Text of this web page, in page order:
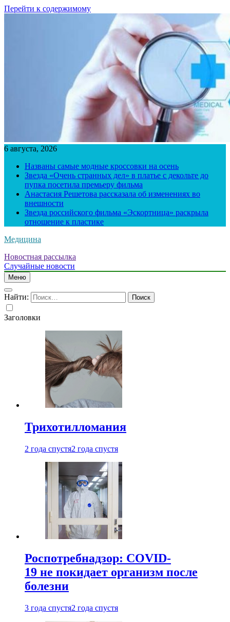
Перейти к содержимому
6 августа, 2026
Названы самые модные кроссовки на осень
Звезда «Очень странных дел» в платье с декольте до
пупка посетила премьеру фильма
Анастасия Решетова рассказала об изменениях во
внешности
Звезда российского фильма «Эскортница» раскрыла
отношение к пластике
Медицина
Новостная рассылка
Случайные новости
Меню
Найти:
Заголовки
Трихотилломания
2 года спустя2 года спустя
Роспотребнадзор: COVID-
19 не покидает организм после
болезни
3 года спустя2 года спустя